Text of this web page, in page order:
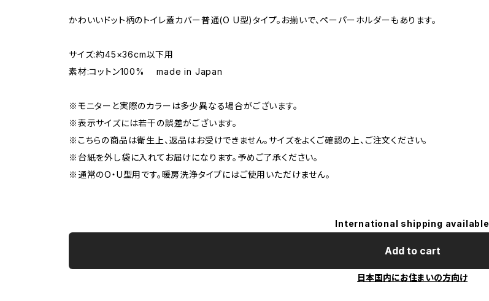
かわいいドット柄のトイレ蓋カバー普通(O U型)タイプ。お揃いで、ペーパーホルダーもあります。
サイズ:約45×36cm以下用
素材:コットン100% made in Japan
※モニターと実際のカラーは多少異なる場合がございます。
※表示サイズには若干の誤差がございます。
※こちらの商品は衛生上、返品はお受けできません。サイズをよくご確認の上、ご注文ください。
※台紙を外し袋に入れてお届けになります。予めご了承ください。
※通常のO・U型用です。暖房洗浄タイプにはご使用いただけません。
International shipping available
Add to cart
日本国内にお住まいの方向け